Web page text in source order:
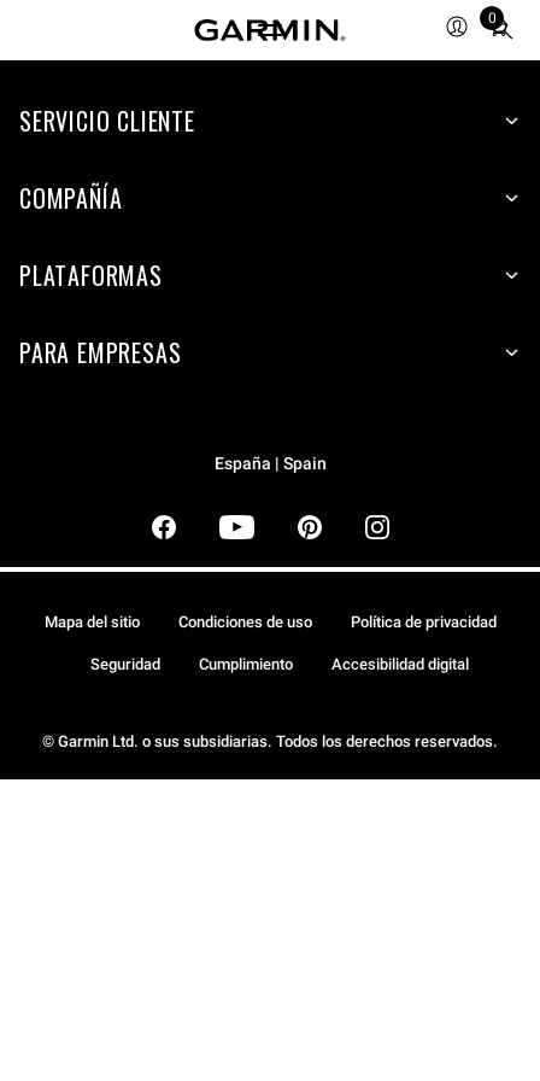
0
Total
items
cart:
SERVICIO CLIENTE
COMPAÑÍA
PLATAFORMAS
PARA EMPRESAS
España | Spain
© Garmin Ltd. o sus subsidiarias. Todos los derechos reservados.
Mapa del sitio Condiciones de uso Política de privacidad
Seguridad Cumplimiento Accesibilidad digital